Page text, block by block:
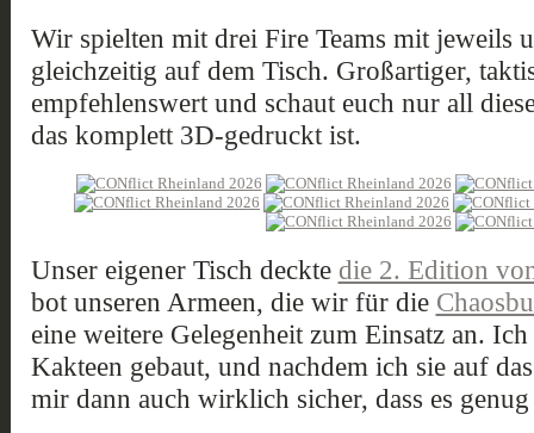
Wir spielten mit drei Fire Teams mit jeweils
gleichzeitig auf dem Tisch. Großartiger,
empfehlenswert und schaut euch nur all
das komplett 3D-gedruckt ist.
Unser eigener Tisch deckte die 2. Edition
bot unseren Armeen, die wir für die
eine weitere Gelegenheit zum Einsatz an.
Kakteen gebaut, und nachdem ich sie auf
mir dann auch wirklich sicher, dass es